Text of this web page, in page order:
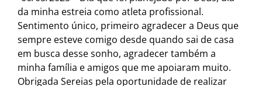
da minha estreia como atleta profissional.
Sentimento único, primeiro agradecer a Deus que
sempre esteve comigo desde quando sai de casa
em busca desse sonho, agradecer também a
minha família e amigos que me apoiaram muito.
Obrigada Sereias pela oportunidade de realizar